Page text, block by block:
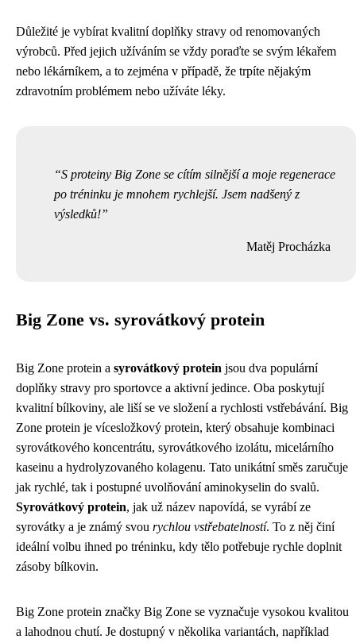
Důležité je vybírat kvalitní doplňky stravy od renomovaných
výrobců. Před jejich užíváním se vždy poraďte se svým lékařem
nebo lékárníkem, a to zejména v případě, že trpíte nějakým
zdravotním problémem nebo užíváte léky.
S proteiny Big Zone se cítím silnější a moje regenerace
po tréninku je mnohem rychlejší. Jsem nadšený z
výsledků!
Matěj Procházka
Big Zone vs. syrovátkový protein
Big Zone protein a syrovátkový protein jsou dva populární
doplňky stravy pro sportovce a aktivní jedince. Oba poskytují
kvalitní bílkoviny, ale liší se ve složení a rychlosti vstřebávání. Big
Zone protein je vícesložkový protein, který obsahuje kombinaci
syrovátkového koncentrátu, syrovátkového izolátu, micelárního
kaseinu a hydrolyzovaného kolagenu. Tato unikátní směs zaručuje
jak rychlé, tak i postupné uvolňování aminokyselin do svalů.
Syrovátkový protein, jak už název napovídá, se vyrábí ze
syrovátky a je známý svou rychlou vstřebatelností. To z něj činí
ideální volbu ihned po tréninku, kdy tělo potřebuje rychle doplnit
zásoby bílkovin.
Big Zone protein značky Big Zone se vyznačuje vysokou kvalitou
a lahodnou chutí. Je dostupný v několika variantách, například